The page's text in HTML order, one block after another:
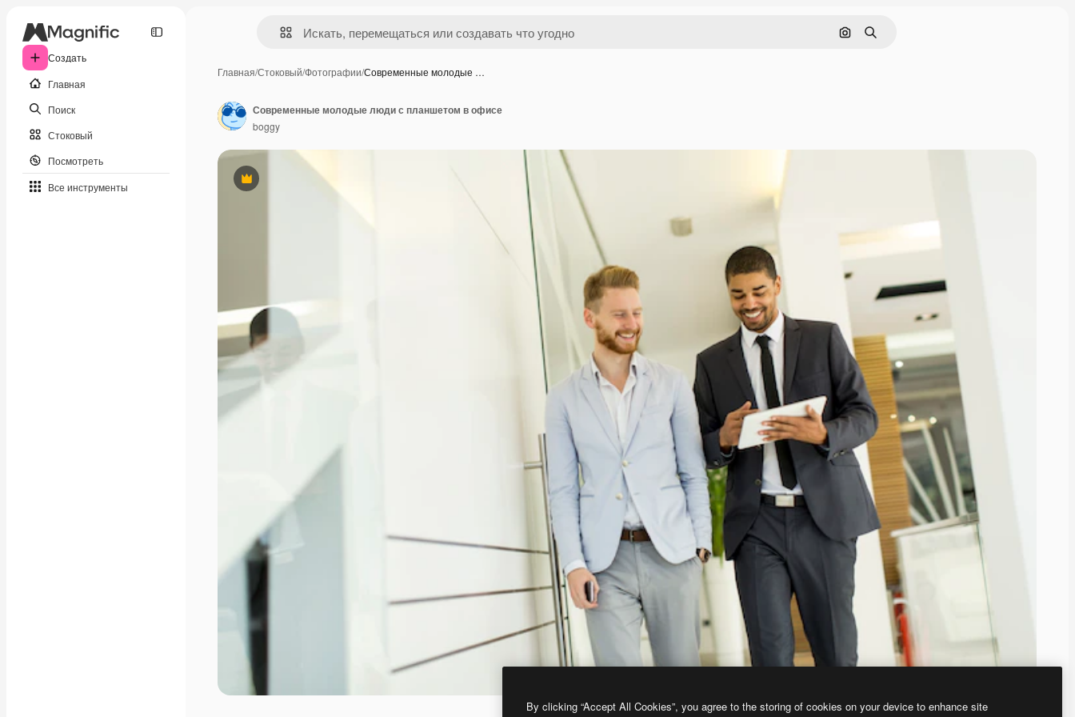
Создать
Главная
Поиск
Стоковый
Посмотреть
Все инструменты
Поиск по изображению
Поиск
Главная/Стоковый/Фотографии/Современные молодые …
Премиум
Современные молодые люди с планшетом в офисе
boggy
By clicking “Accept All Cookies”, you agree to the storing of cookies on your device to enhance site